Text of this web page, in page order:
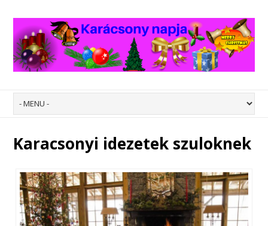
Karacsonyi idezetek szuloknek